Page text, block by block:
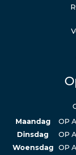
Maandag
OP
Dinsdag
OP
Woensdag OP